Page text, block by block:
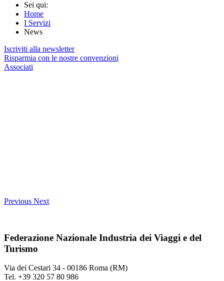
Sei qui:
Home
I Servizi
News
Iscriviti alla newsletter
Risparmia con le nostre convenzioni
Associati
Previous Next
Federazione Nazionale Industria dei Viaggi e del
Turismo
Via dei Cestari 34 - 00186 Roma (RM)
Tel. +39 320 57 80 986